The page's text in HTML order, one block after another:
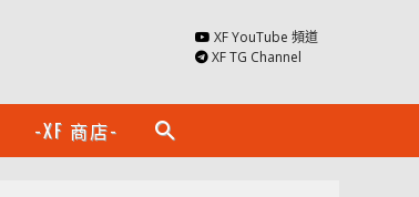
XF YouTube 頻道
XF TG Channel
-XF 商店- search